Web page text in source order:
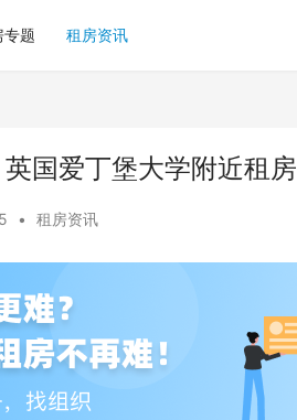
专题 租房资讯
国爱丁堡大学附近租房
• 租房资讯